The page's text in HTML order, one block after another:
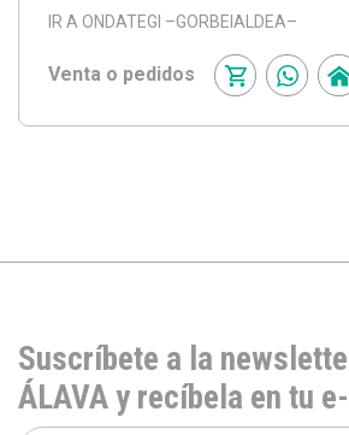
IR A ONDATEGI –GORBEIALDEA–
Venta o pedidos
Suscríbete a la
ÁLAVA y recíbela en tu